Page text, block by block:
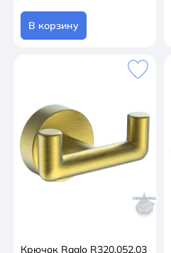
В корзину
Крючок Raglo R320.052.03